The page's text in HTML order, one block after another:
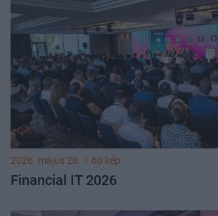
2026. május 28. | 60 kép
Financial IT 2026